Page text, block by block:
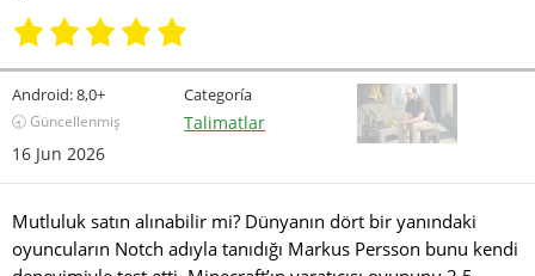
Android:8,0+
🕣 Güncellenmiş
16 Jun 2026
Categoría
Talimatlar
Mutluluk satın alınabilir mi? Dünyanın dört bir yanındaki
oyuncuların Notch adıyla tanıdığı Markus Persson bunu kendi